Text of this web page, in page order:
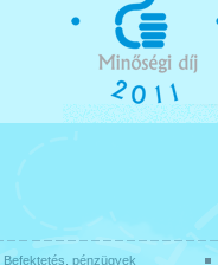
Befektetés, pénzügyek